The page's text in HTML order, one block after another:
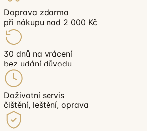
Doprava zdarma
při nákupu nad 2 000 Kč
30 dnů na vrácení
bez udání důvodu
Doživotní servis
čištění, leštění, oprava